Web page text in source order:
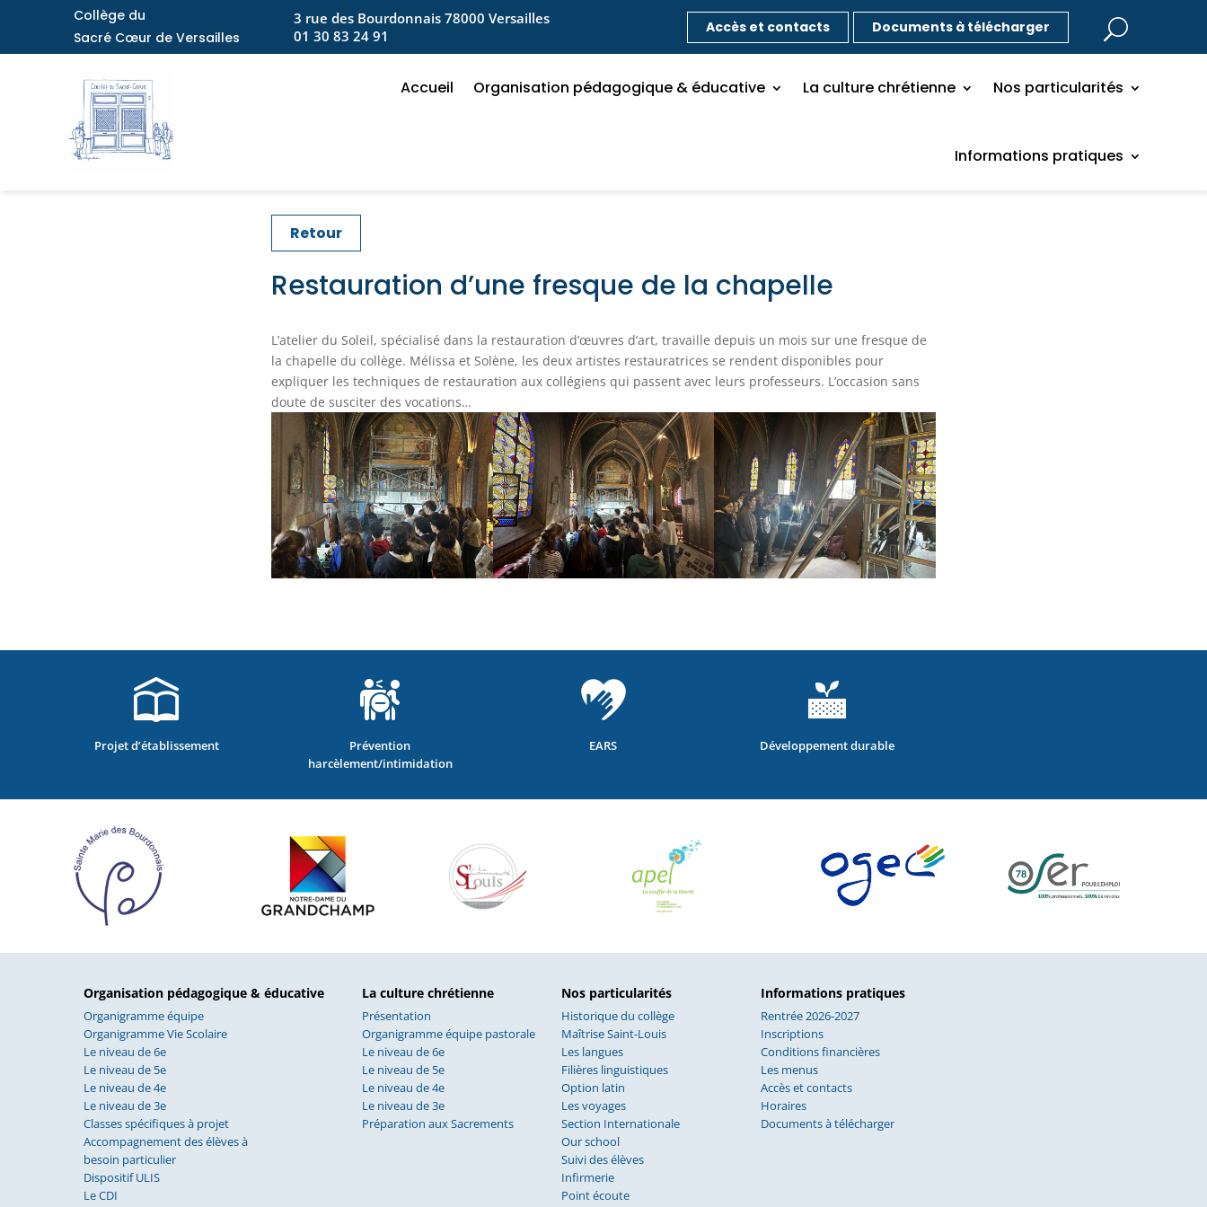
Collège du
Sacré Cœur de Versailles
3 rue des Bourdonnais 78000 Versailles
01 30 83 24 91
Accès et contacts Documents à télécharger
Accueil Organisation pédagogique & éducative La culture chrétienne Nos particularités
Informations pratiques
Retour
Restauration d’une fresque de la chapelle
L’atelier du Soleil, spécialisé dans la restauration d’œuvres d’art, travaille depuis un mois sur une fresque de
la chapelle du collège. Mélissa et Solène, les deux artistes restauratrices se rendent disponibles pour
expliquer les techniques de restauration aux collégiens qui passent avec leurs professeurs. L’occasion sans
doute de susciter des vocations…
Projet d’établissement
Prévention
harcèlement/intimidation
EARS Développement durable
Organisation pédagogique & éducative
Organigramme équipe
Organigramme Vie Scolaire
Le niveau de 6e
Le niveau de 5e
Le niveau de 4e
Le niveau de 3e
Classes spécifiques à projet
Accompagnement des élèves à
besoin particulier
Dispositif ULIS
Le CDI
La culture chrétienne
Présentation
Organigramme équipe pastorale
Le niveau de 6e
Le niveau de 5e
Le niveau de 4e
Le niveau de 3e
Préparation aux Sacrements
Nos particularités
Historique du collège
Maîtrise Saint-Louis
Les langues
Filières linguistiques
Option latin
Les voyages
Section Internationale
Our school
Suivi des élèves
Infirmerie
Point écoute
Informations pratiques
Rentrée 2026-2027
Inscriptions
Conditions financières
Les menus
Accès et contacts
Horaires
Documents à télécharger